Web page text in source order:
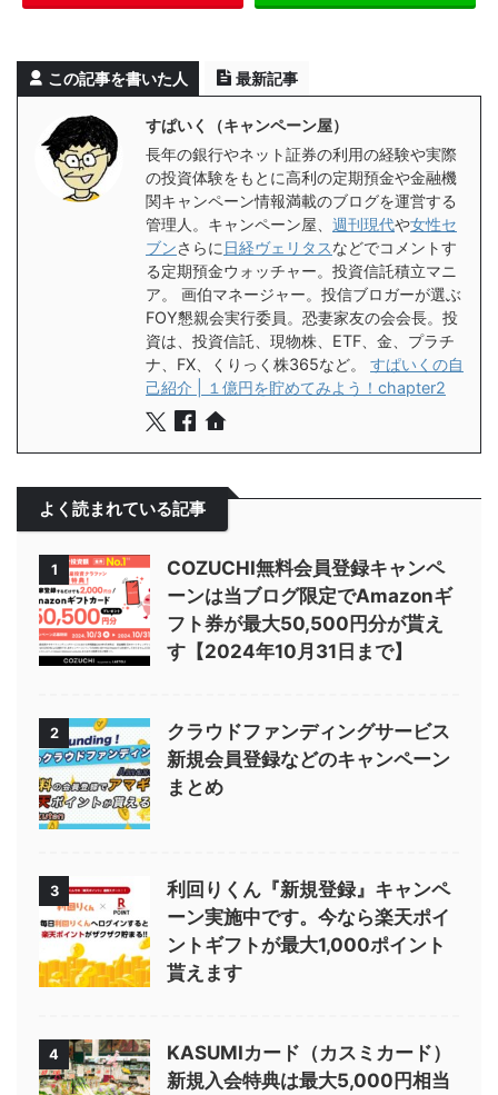
この記事を書いた人 最新記事
すぱいく（キャンペーン屋）
長年の銀行やネット証券の利用の経験や実際
の投資体験をもとに高利の定期預金や金融機
関キャンペーン情報満載のブログを運営する
管理人。キャンペーン屋、 週刊現代や女性セ
ブンさらに 日経ヴェリタスなどでコメントす
る定期預金ウォッチャー。投資信託積立マニ
ア。 画伯マネージャー。投信ブロガーが選ぶ
FOY懇親会実行委員。恐妻家友の会会長。投
資は、投資信託、現物株、ETF、金、プラチ
ナ、FX、くりっく株365など。 すぱいくの自
己紹介 | １億円を貯めてみよう！chapter2
よく読まれている記事
1
COZUCHI無料会員登録キャンペ
ーンは当ブログ限定でAmazonギ
フト券が最大50,500円分が貰え
す【2024年10月31日まで】
2
クラウドファンディングサービス
新規会員登録などのキャンペーン
まとめ
3
利回りくん『新規登録』キャンペ
ーン実施中です。今なら楽天ポイ
ントギフトが最大1,000ポイント
貰えます
4
KASUMIカード（カスミカード）
新規入会特典は最大5,000円相当